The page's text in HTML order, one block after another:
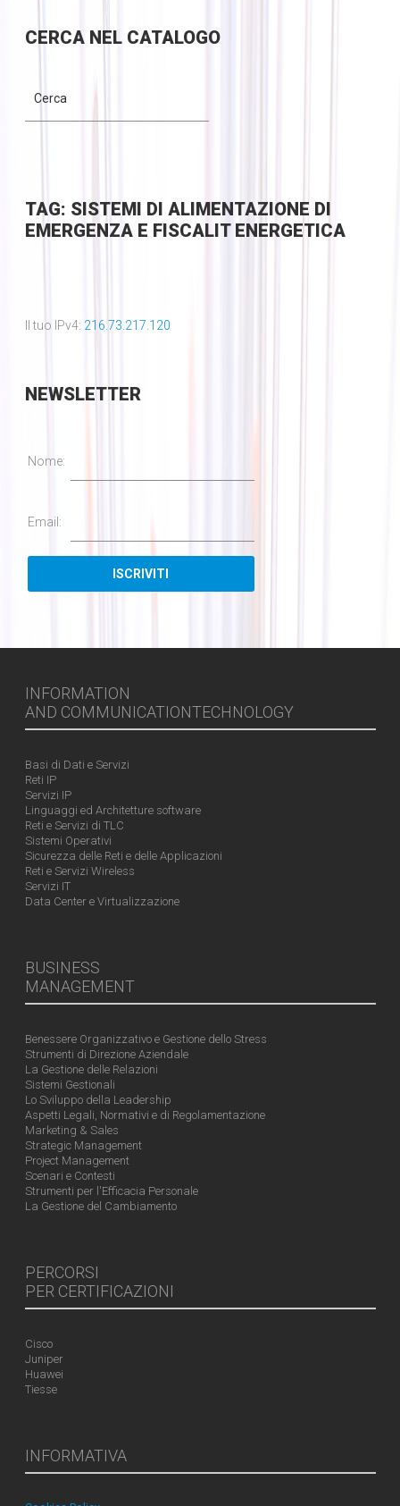
CERCANEL CATALOGO
TAG: SISTEMI DI ALIMENTAZIONE DI
EMERGENZA E FISCALIT ENERGETICA
Il tuo IPv4: 216.73.217.120
NEWSLETTER
Nome:
Email:
INFORMATION
AND COMMUNICATIONTECHNOLOGY
Basi di Dati e Servizi
Reti IP
Servizi IP
Linguaggi ed Architetture software
Reti e Servizi di TLC
Sistemi Operativi
Sicurezza delle Reti e delle Applicazioni
Reti e Servizi Wireless
Servizi IT
Data Center e Virtualizzazione
BUSINESS
MANAGEMENT
Benessere Organizzativo e Gestione dello Stress
Strumenti di Direzione Aziendale
La Gestione delle Relazioni
Sistemi Gestionali
Lo Sviluppo della Leadership
Aspetti Legali, Normativi e di Regolamentazione
Marketing & Sales
Strategic Management
Project Management
Scenari e Contesti
Strumenti per l'Efficacia Personale
La Gestione del Cambiamento
PERCORSI
PER CERTIFICAZIONI
Cisco
Juniper
Huawei
Tiesse
INFORMATIVA